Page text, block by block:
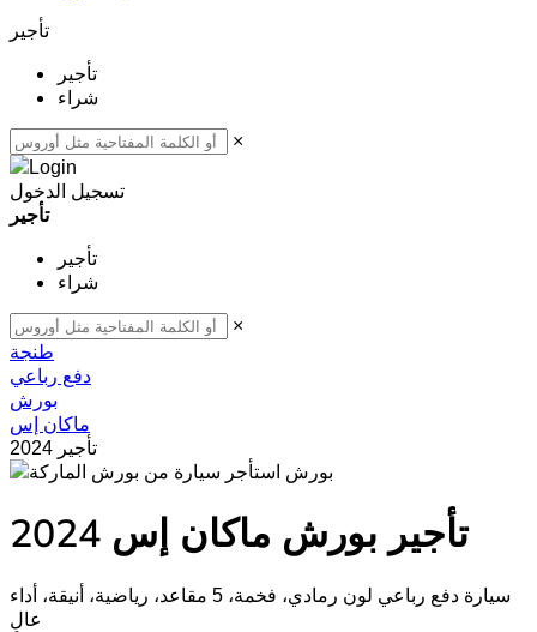
تأجير
تأجير
شراء
×
تسجيل الدخول
تأجير
تأجير
شراء
×
طنجة
دفع رباعي
بورش
ماكان إس
2024 تأجير
بورش
تأجير بورش ماكان إس 2024
سيارة دفع رباعي لون رمادي، فخمة، 5 مقاعد، رياضية، أنيقة، أداء
عالٍ